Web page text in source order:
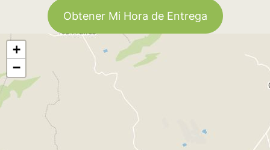
Obtener Mi Hora de Entrega
+
−